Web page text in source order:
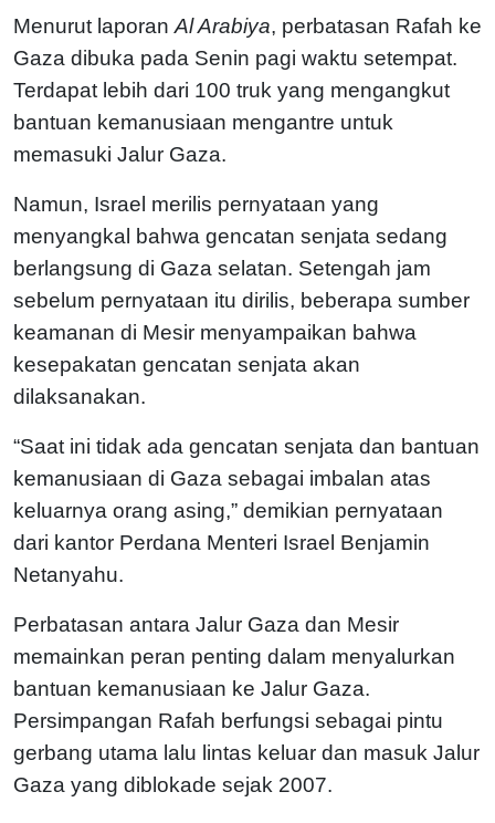
Menurut laporan Al Arabiya, perbatasan Rafah ke
Gaza dibuka pada Senin pagi waktu setempat.
Terdapat lebih dari 100 truk yang mengangkut
bantuan kemanusiaan mengantre untuk
memasuki Jalur Gaza.
Namun, Israel merilis pernyataan yang
menyangkal bahwa gencatan senjata sedang
berlangsung di Gaza selatan. Setengah jam
sebelum pernyataan itu dirilis, beberapa sumber
keamanan di Mesir menyampaikan bahwa
kesepakatan gencatan senjata akan
dilaksanakan.
“Saat ini tidak ada gencatan senjata dan bantuan
kemanusiaan di Gaza sebagai imbalan atas
keluarnya orang asing,” demikian pernyataan
dari kantor Perdana Menteri Israel Benjamin
Netanyahu.
Perbatasan antara Jalur Gaza dan Mesir
memainkan peran penting dalam menyalurkan
bantuan kemanusiaan ke Jalur Gaza.
Persimpangan Rafah berfungsi sebagai pintu
gerbang utama lalu lintas keluar dan masuk Jalur
Gaza yang diblokade sejak 2007.